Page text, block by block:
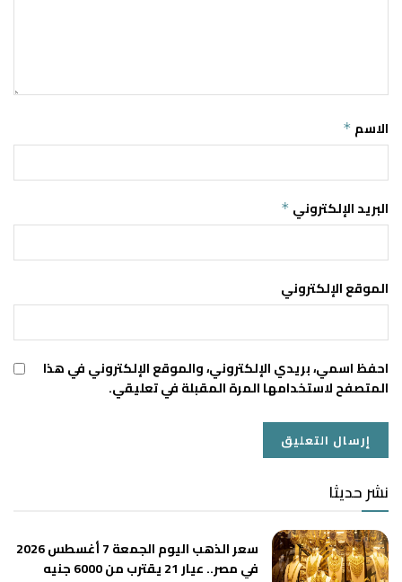
الاسم *
البريد الإلكتروني *
الموقع الإلكتروني
احفظ اسمي، بريدي الإلكتروني، والموقع الإلكتروني في هذا
المتصفح لاستخدامها المرة المقبلة في تعليقي.
نشر حديثا
سعر الذهب اليوم الجمعة 7 أغسطس 2026
في مصر.. عيار 21 يقترب من 6000 جنيه